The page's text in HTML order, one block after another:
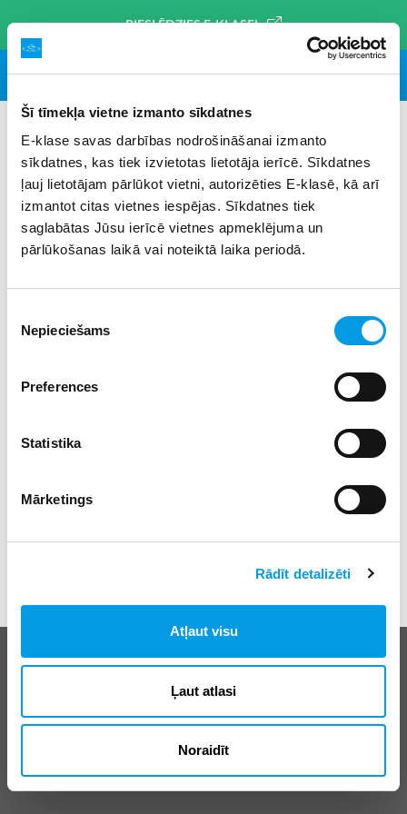
Šī tīmekļa vietne izmanto sīkdatnes
E-klase savas darbības nodrošināšanai izmanto
sīkdatnes, kas tiek izvietotas lietotāja ierīcē. Sīkdatnes
ļauj lietotājam pārlūkot vietni, autorizēties E-klasē, kā arī
izmantot citas vietnes iespējas. Sīkdatnes tiek
saglabātas Jūsu ierīcē vietnes apmeklējuma un
pārlūkošanas laikā vai noteiktā laika periodā.
izvēle
Nepieciešams
Preferences
Statistika
Mārketings
Rādīt detalizēti
Atļaut visu
Ļaut atlasi
Noraidīt
PIESLĒDZIES E-KLASEI
#ārlietu ministrija
Biežāk uzdotie jautājumi
E-klases lietošanas noteikumi